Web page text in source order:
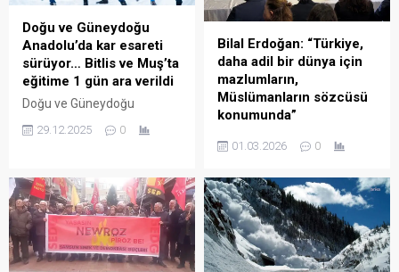
Doğu ve Güneydoğu
Anadolu’da kar esareti
sürüyor… Bitlis ve Muş’ta
eğitime 1 gün ara verildi
Doğu ve Güneydoğu
Anadolu Bölgesi’nde kar
yağışı nedeniyle Muş ve
Beytüşşebap ilçesinde
eğitim öğretime yarın 1 gün
süreyle ara verildi. Doğu ve
Güneydoğu Anadolu’da kar
yağışı yaşamı olumsuz
etkiliyor. Bölgede etkili olan
29.12.2025 0
Bilal Erdoğan: “Türkiye,
daha adil bir dünya için
mazlumların,
Müslümanların sözcüsü
konumunda”
Cumhurbaşkanı Recep
İlim Yayma Vakfı Mütevelli
Heyeti Başkanı Bilal
Erdoğan, Köln’de
Uluslararası Demokratlar
Birliği’nin (UID) düzenlediği
01.03.2026 0